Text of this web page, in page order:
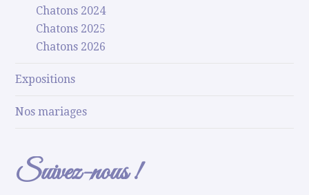
Chatons 2024
Chatons 2025
Chatons 2026
Expositions
Nos mariages
Suivez-nous !